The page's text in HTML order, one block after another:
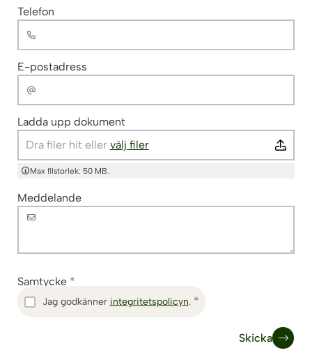
Telefon
E-postadress
Ladda upp dokument
Dra filer hit eller välj filer
Max filstorlek: 50 MB.
Meddelande
Samtycke
Jag godkänner integritetspolicyn.
Skicka